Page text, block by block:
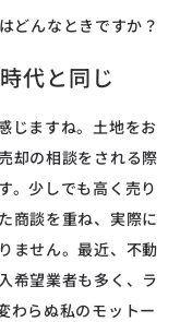
どんなときですか？
代と同じ
じますね。土地をお
却の相談をされる際
。少しでも高く売り
商談を重ね、実際に
ません。最近、不動
希望業者も多く、ラ
わらぬ私のモットー